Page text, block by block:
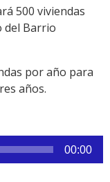
500 viviendas
del Barrio
por año para
años.
00:00